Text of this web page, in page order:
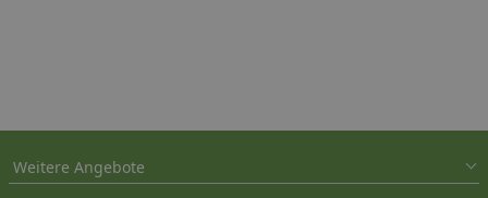
Weitere Angebote